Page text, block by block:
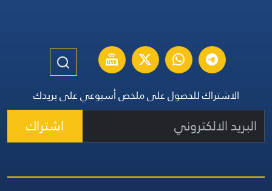
الاشتراك للحصول على ملخص أسبوعي على بريدك
اشتراك